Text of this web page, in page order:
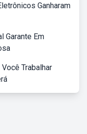
Ganharam
Garante Em
Trabalhar